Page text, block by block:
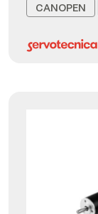
CANOPEN